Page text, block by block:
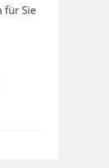
für Sie